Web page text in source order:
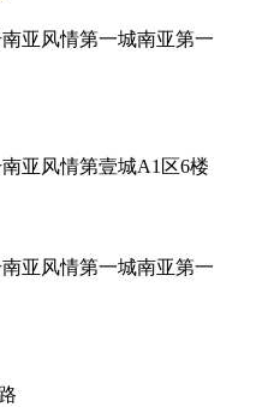
亚风情第一城南亚第一
亚风情第壹城A1区6楼
亚风情第一城南亚第一